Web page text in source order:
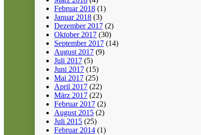
Februar 2018 (1)
Januar 2018 (3)
Dezember 2017 (2)
Oktober 2017 (30)
September 2017 (14)
August 2017 (9)
Juli 2017 (5)
Juni 2017 (15)
Mai 2017 (25)
April 2017 (22)
März 2017 (22)
Februar 2017 (2)
August 2015 (2)
Juli 2015 (25)
Februar 2014 (1)